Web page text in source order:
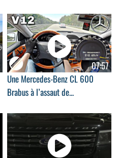
07:57
Une Mercedes-Benz CL 600
Brabus à l’assaut de...